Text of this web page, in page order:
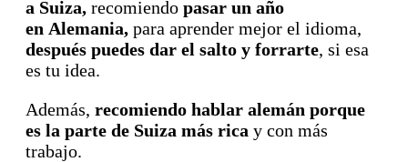
a Suiza, recomiendo pasar un año
en Alemania, para aprender mejor el idioma,
después puedes dar el salto y forrarte, si esa
es tu idea.
Además, recomiendo hablar alemán porque
es la parte de Suiza más rica y con más
trabajo.